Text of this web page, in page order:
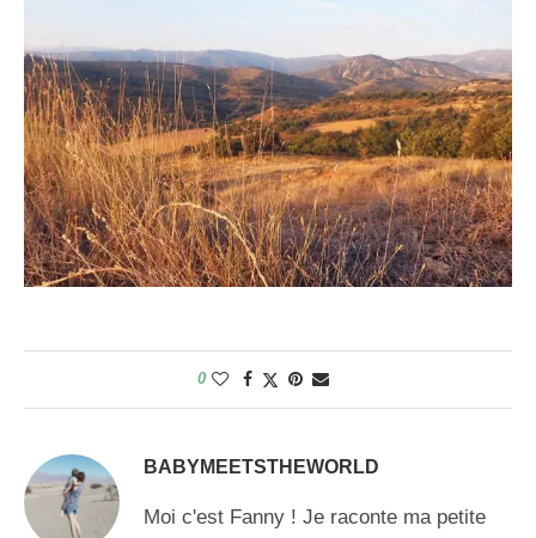
0
BABYMEETSTHEWORLD
Moi c'est Fanny ! Je raconte ma petite